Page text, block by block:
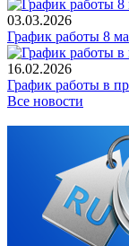
03.03.2026
График работы 8
16.02.2026
График работы в
Все новости